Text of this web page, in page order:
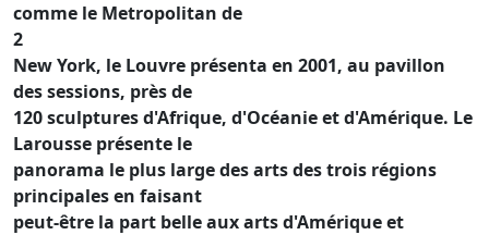
comme le Metropolitan de
2
New York, le Louvre présenta en 2001, au pavillon
des sessions, près de
120 sculptures d'Afrique, d'Océanie et d'Amérique. Le
Larousse présente le
panorama le plus large des arts des trois régions
principales en faisant
peut-être la part belle aux arts d'Amérique et